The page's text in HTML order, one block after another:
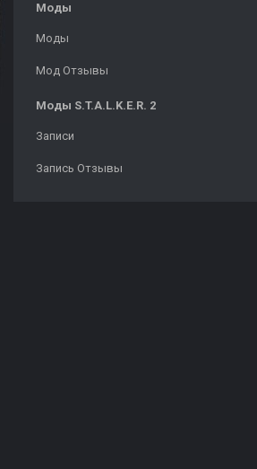
Моды
Моды
Мод Отзывы
Моды S.T.A.L.K.E.R. 2
Записи
Запись Отзывы